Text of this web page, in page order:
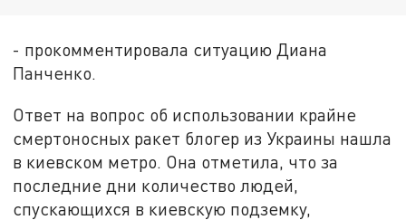
- прокомментировала ситуацию Диана
Панченко.
Ответ на вопрос об использовании крайне
смертоносных ракет блогер из Украины нашла
в киевском метро. Она отметила, что за
последние дни количество людей,
спускающихся в киевскую подземку,